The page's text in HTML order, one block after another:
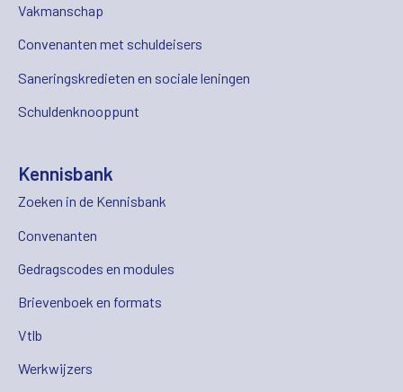
Vakmanschap
Convenanten met schuldeisers
Saneringskredieten en sociale leningen
Schuldenknooppunt
Kennisbank
Zoeken in de Kennisbank
Convenanten
Gedragscodes en modules
Brievenboek en formats
Vtlb
Werkwijzers